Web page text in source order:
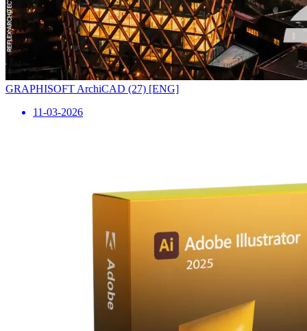
GRAPHISOFT ArchiCAD (27) [ENG]
11-03-2026